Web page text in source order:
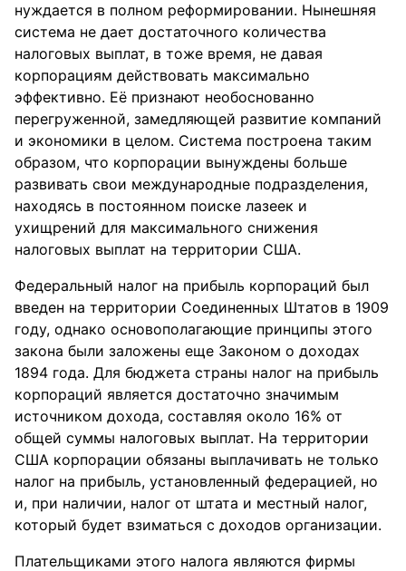
нуждается в полном реформировании. Нынешняя
система не дает достаточного количества
налоговых выплат, в тоже время, не давая
корпорациям действовать максимально
эффективно. Её признают необоснованно
перегруженной, замедляющей развитие компаний
и экономики в целом. Система построена таким
образом, что корпорации вынуждены больше
развивать свои международные подразделения,
находясь в постоянном поиске лазеек и
ухищрений для максимального снижения
налоговых выплат на территории США.
Федеральный налог на прибыль корпораций был
введен на территории Соединенных Штатов в 1909
году, однако основополагающие принципы этого
закона были заложены еще Законом о доходах
1894 года. Для бюджета страны налог на прибыль
корпораций является достаточно значимым
источником дохода, составляя около 16% от
общей суммы налоговых выплат. На территории
США корпорации обязаны выплачивать не только
налог на прибыль, установленный федерацией, но
и, при наличии, налог от штата и местный налог,
который будет взиматься с доходов организации.
Плательщиками этого налога являются фирмы